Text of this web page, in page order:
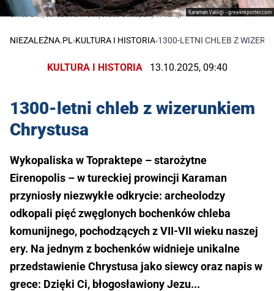
Karaman Valiliği - greekreporter.com
Chleb z wyobrażeniem Chrystusa odkopany w Turcji
NIEZALEŻNA.PL ›KULTURA I HISTORIA›1300-LETNI CHLEB Z
KULTURA I HISTORIA 13.10.2025, 09:40
1300-letni chleb z wizerunkiem
Chrystusa
Wykopaliska w Topraktepe – starożytne
Eirenopolis – w tureckiej prowincji Karaman
przyniosły niezwykłe odkrycie: archeolodzy
odkopali pięć zwęglonych bochenków chleba
komunijnego, pochodzących z VII-VII wieku naszej
ery. Na jednym z bochenków widnieje unikalne
przedstawienie Chrystusa jako siewcy oraz napis w
grece: Dzięki Ci, błogosławiony Jezu...